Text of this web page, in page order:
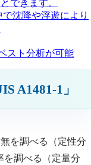
できます。
沈降や浮遊により
スト分析が可能
A1481-1」
を調べる（定性分
を調べる（定量分